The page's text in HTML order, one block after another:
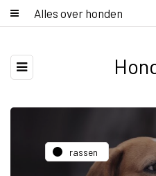
Alles over honden
rassen